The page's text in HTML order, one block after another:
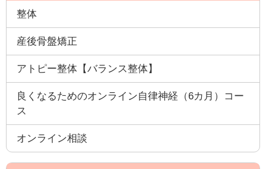
整体
産後骨盤矯正
アトピー整体【バランス整体】
良くなるためのオンライン自律神経（6カ月）コー
ス
オンライン相談